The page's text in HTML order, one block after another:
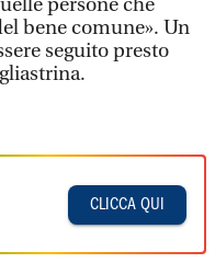
persone che
bene comune». Un
seguito presto
CLICCA QUI